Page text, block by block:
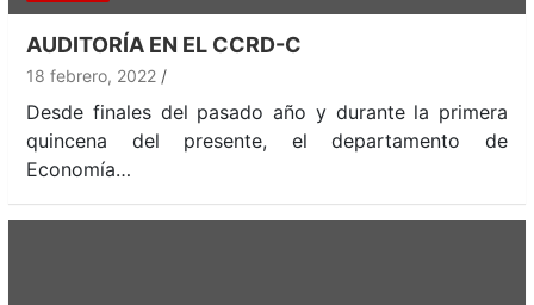
AUDITORÍA EN EL CCRD-C
18 febrero, 2022
Desde finales del pasado año y durante la primera
quincena del presente, el departamento de
Economía…